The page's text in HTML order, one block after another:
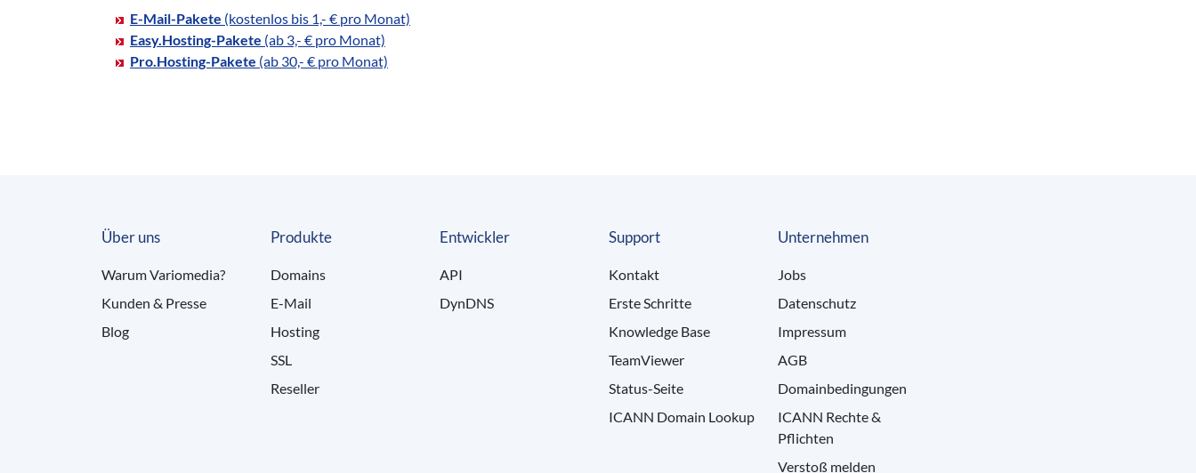
E-Mail-Pakete (kostenlos bis 1,- € pro Monat)
Easy.Hosting-Pakete (ab 3,- € pro Monat)
Pro.Hosting-Pakete (ab 30,- € pro Monat)
Über uns
Warum Variomedia?
Kunden & Presse
Blog
Produkte
Domains
E-Mail
Hosting
SSL
Reseller
Entwickler
API
DynDNS
Support
Kontakt
Erste Schritte
Knowledge Base
TeamViewer
Status-Seite
ICANN Domain Lookup
Unternehmen
Jobs
Datenschutz
Impressum
AGB
Domainbedingungen
ICANN Rechte &
Pflichten
Verstoß melden